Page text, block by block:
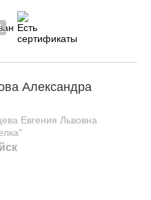
Александра
Евгения Львовна